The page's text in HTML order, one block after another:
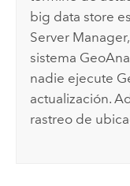
big data store
Server Manager
sistema
nadie ejecute
actualización.
rastreo de